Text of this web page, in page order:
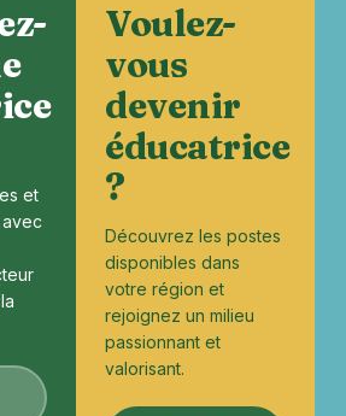
et
Voulez-
vous
devenir
éducatrice
?
Découvrez les postes
disponibles dans
votre région et
rejoignez un milieu
passionnant et
valorisant.